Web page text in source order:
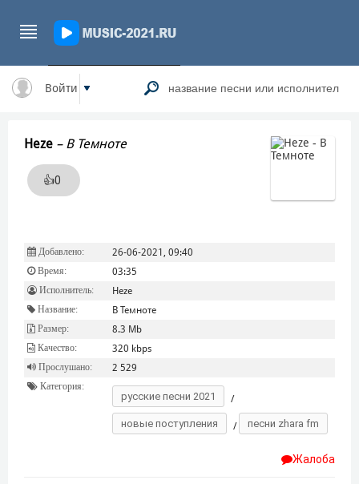
Войти
Heze – В Темноте
👍0
Добавлено: 26-06-2021, 09:40
Время: 03:35
Исполнитель: Heze
Название: В Темноте
Размер: 8.3 Mb
Качество: 320 kbps
Прослушано: 2 529
Категория:
русские песни 2021 /
новые поступления / песни zhara fm
Жалоба